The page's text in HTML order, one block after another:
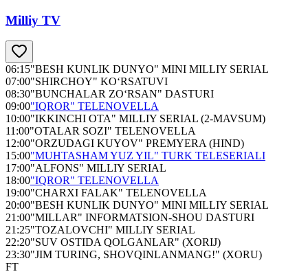
Milliy TV
06:15"BESH KUNLIK DUNYO" MINI MILLIY SERIAL
07:00"SHIRCHOY" KO‘RSATUVI
08:30"BUNCHALAR ZO‘RSAN" DASTURI
09:00"IQROR" TELENOVELLA
10:00"IKKINCHI OTA" MILLIY SERIAL (2-MAVSUM)
11:00"OTALAR SOZI" TELENOVELLA
12:00"ORZUDAGI KUYOV" PREMYERA (HIND)
15:00"MUHTASHAM YUZ YIL" TURK TELESERIALI
17:00"ALFONS" MILLIY SERIAL
18:00"IQROR" TELENOVELLA
19:00"CHARXI FALAK" TELENOVELLA
20:00"BESH KUNLIK DUNYO" MINI MILLIY SERIAL
21:00"MILLAR" INFORMATSION-SHOU DASTURI
21:25"TOZALOVCHI" MILLIY SERIAL
22:20"SUV OSTIDA QOLGANLAR" (XORIJ)
23:30"JIM TURING, SHOVQINLANMANG!" (XORU)
FT